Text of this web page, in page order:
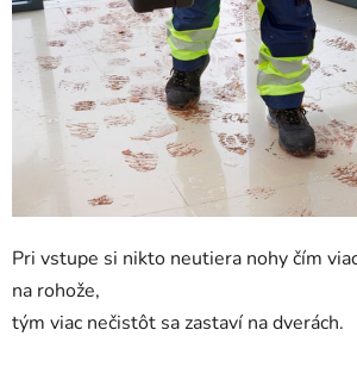
Pri vstupe si nikto neutiera nohy čím
na rohože,
tým viac nečistôt sa zastaví na dverách.